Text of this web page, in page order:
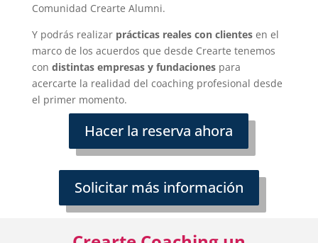
Comunidad Crearte Alumni.
Y podrás realizar prácticas reales con clientesen el
marco de los acuerdos que desde Crearte tenemos
con distintas empresas y fundacionespara
acercarte la realidad del coaching profesional desde
el primer momento.
Hacer la reserva ahora
Solicitar más información